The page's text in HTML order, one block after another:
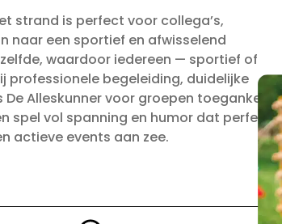
strand is perfect voor collega’s,
naar een sportief en afwisselend
waardoor iedereen — sportief of
professionele begeleiding, duidelijke
Alleskunner voor groepen toegankelijk,
spel vol spanning en humor dat perfect
actieve events aan zee.